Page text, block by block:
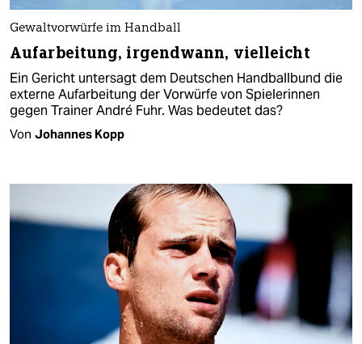
Gewaltvorwürfe im Handball
Aufarbeitung, irgendwann, vielleicht
Ein Gericht untersagt dem Deutschen Handballbund die
externe Aufarbeitung der Vorwürfe von Spielerinnen
gegen Trainer André Fuhr. Was bedeutet das?
Von Johannes Kopp